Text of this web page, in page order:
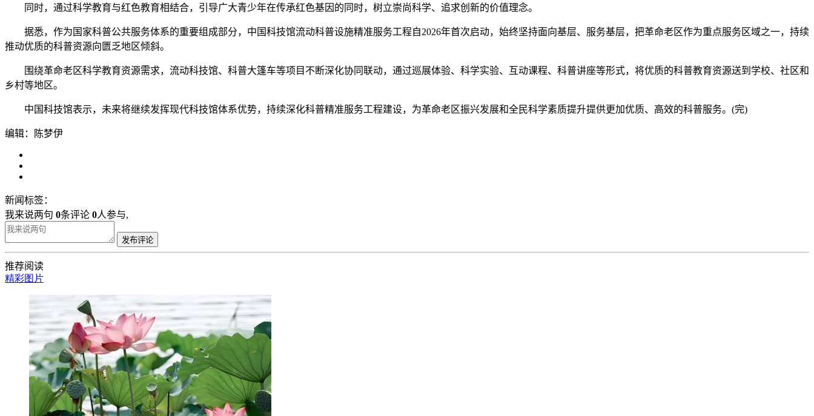
同时，通过科学教育与红色教育相结合，引导广大青少年在传承红色基因的同时，树立崇尚科学、追求创新的价值理念。
据悉，作为国家科普公共服务体系的重要组成部分，中国科技馆流动科普设施精准服务工程自2026年首次启动，始终坚持面向基层、服务基层，把革命老区作为重点服务区域之一，持续
推动优质的科普资源向匮乏地区倾斜。
围绕革命老区科学教育资源需求，流动科技馆、科普大篷车等项目不断深化协同联动，通过巡展体验、科学实验、互动课程、科普讲座等形式，将优质的科普教育资源送到学校、社区和
乡村等地区。
中国科技馆表示，未来将继续发挥现代科技馆体系优势，持续深化科普精准服务工程建设，为革命老区振兴发展和全民科学素质提升提供更加优质、高效的科普服务。(完)
编辑：陈梦伊
新闻标签：
我来说两句 0条评论 0人参与,
发布评论
推荐阅读